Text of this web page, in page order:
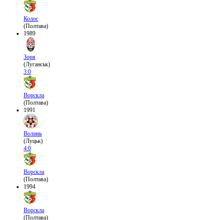
Колос
(Полтава)
1989
Зоря
(Луганськ)
3:0
Ворскла
(Полтава)
1991
Волинь
(Луцьк)
4:0
Ворскла
(Полтава)
1994
Ворскла
(Полтава)